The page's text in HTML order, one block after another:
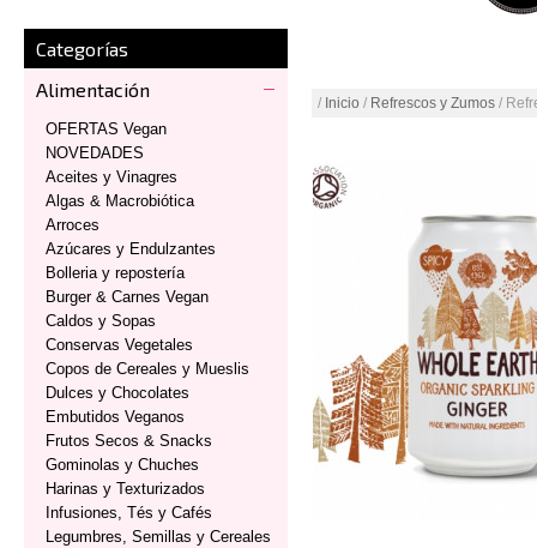
Categorías
Alimentación
OFERTAS Vegan
NOVEDADES
Aceites y Vinagres
Algas & Macrobiótica
Arroces
Azúcares y Endulzantes
Bolleria y repostería
Burger & Carnes Vegan
Caldos y Sopas
Conservas Vegetales
Copos de Cereales y Mueslis
Dulces y Chocolates
Embutidos Veganos
Frutos Secos & Snacks
Gominolas y Chuches
Harinas y Texturizados
Infusiones, Tés y Cafés
Legumbres, Semillas y Cereales
/ Inicio / Refrescos y Zumos /